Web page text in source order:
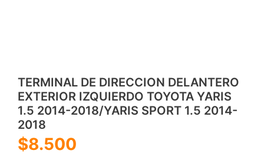
TERMINAL DE DIRECCION DELANTERO
EXTERIOR IZQUIERDO TOYOTA YARIS
1.5 2014-2018/YARIS SPORT 1.5 2014-
2018
$8.500